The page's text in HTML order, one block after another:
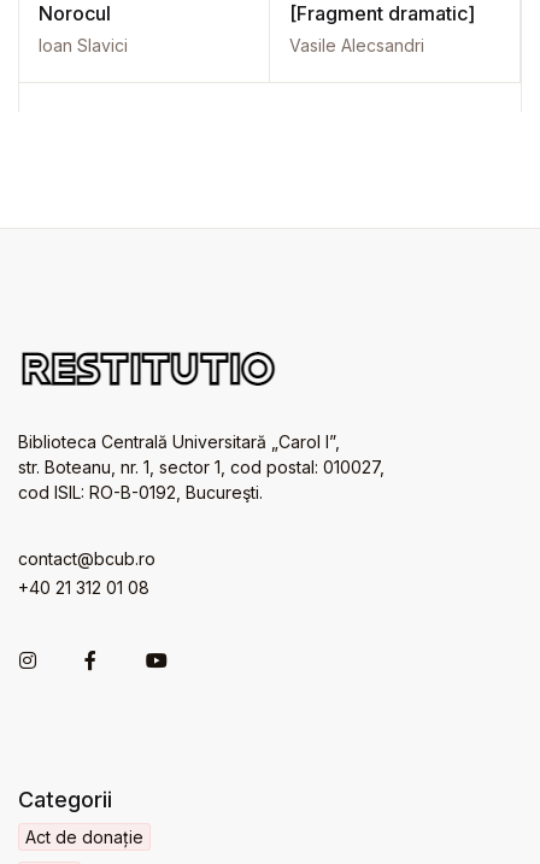
Norocul
Ioan Slavici
[Fragment dramatic]
Vasile Alecsandri
Biblioteca Centrală Universitară „Carol I”,
str. Boteanu, nr. 1, sector 1, cod postal: 010027,
cod ISIL: RO-B-0192, Bucureşti.
contact@bcub.ro
+40 21 312 01 08
Categorii
Act de donație